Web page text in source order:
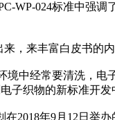
WP-024标准中强
来丰富白皮书的内
境中经常要清洗，
子织物的新标准开发
2018年9月12日